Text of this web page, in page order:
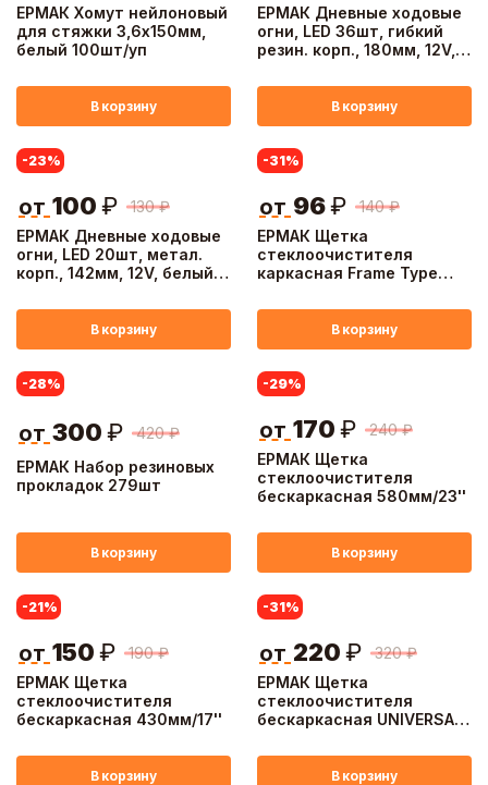
ЕРМАК Хомут нейлоновый
для стяжки 3,6х150мм,
белый 100шт/уп
В корзину
ЕРМАК Дневные ходовые
огни, LED 36шт, гибкий
резин. корп., 180мм, 12V,
В корзину
ЕРМАК Дневные ходовые
огни, LED 20шт, метал.
корп., 142мм, 12V, белый,
-23%
130 ₽
от 100 ₽
В корзину
ЕРМАК Щетка
стеклоочистителя
каркасная Frame Type
-31%
140 ₽
от 96₽
В корзину
ЕРМАК Набор резиновых
прокладок 279шт
-28%
420 ₽
от 300 ₽
В корзину
ЕРМАК Щетка
стеклоочистителя
бескаркасная 580мм/23''
-29%
240 ₽
от 170 ₽
В корзину
ЕРМАК Щетка
стеклоочистителя
бескаркасная 430мм/17''
-21%
190 ₽
от 150 ₽
В корзину
ЕРМАК Щетка
стеклоочистителя
бескаркасная UNIVERSAL
-31%
320 ₽
от 220 ₽
В корзину